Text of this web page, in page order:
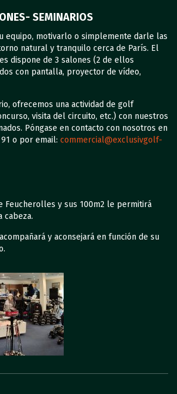
SEMINARIOS
equipo, motivarlo o simplemente darle las
natural y tranquilo cerca de París. El
dispone de 3 salones (2 de ellos
con pantalla, proyector de vídeo,
ofrecemos una actividad de golf
visita del circuito, etc.) con nuestros
Póngase en contacto con nosotros en
o por email: commercial@exclusivgolf-
Feucherolles y sus 100m2 le permitirá
cabeza.
y aconsejará en función de su